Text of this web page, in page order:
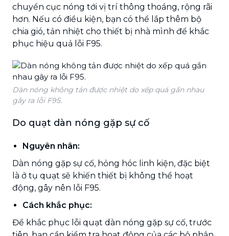
chuyển cục nóng tới vị trí thông thoáng, rộng rãi
hơn. Nếu có điều kiện, bạn có thể lắp thêm bộ
chia gió, tản nhiệt cho thiết bị nhà mình để khắc
phục hiệu quả lỗi F95.
Dàn nóng không tản được nhiệt do xếp quá gần nhau
gây ra lỗi F95.
Do quạt dàn nóng gặp sự cố
Nguyên nhân:
Dàn nóng gặp sự cố, hỏng hóc linh kiện, đặc biệt
là ở tụ quạt sẽ khiến thiết bị không thể hoạt
động, gây nên lỗi F95.
Cách khắc phục:
Để khắc phục lỗi quạt dàn nóng gặp sự cố, trước